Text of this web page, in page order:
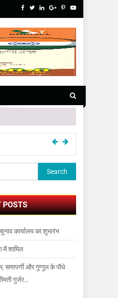
Search for:
POSTS
कार्यालय का शुभारंभ
में शामिल
सप्तपर्णी और गुग्गुल के पौधे
गुर्जर…